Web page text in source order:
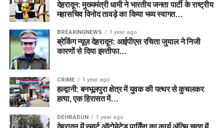
देहरादून: मुख्यमंत्री धामी ने भारतीय जनता पार्टी के राष्ट्रीय
महासचिव विनोद तावड़े का किया भव्य स्वागत…
BREAKINGNEWS 1 year ago
ब्रेकिंग न्यूज़ देहरादून: आईपीएस रचिता जुयाल ने निजी
कारणों से दिया इस्तीफा…
CRIME 1 year ago
हल्द्वानी: बनभूलपुरा क्षेत्र में युवक की पत्थर से कुचलकर
हत्या, एक हिरासत में…
DEHRADUN 1 year ago